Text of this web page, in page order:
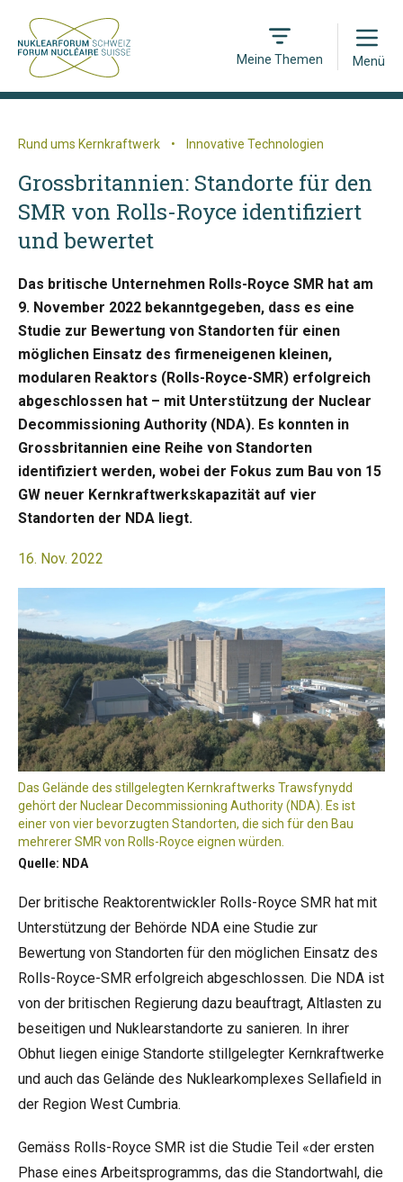
Meine Themen
Open
Menü
Rund ums Kernkraftwerk • Innovative Technologien
Grossbritannien: Standorte für den
SMR von Rolls-Royce identifiziert
und bewertet
Das britische Unternehmen Rolls-Royce SMR hat am
9. November 2022 bekanntgegeben, dass es eine
Studie zur Bewertung von Standorten für einen
möglichen Einsatz des firmeneigenen kleinen,
modularen Reaktors (Rolls-Royce-SMR) erfolgreich
abgeschlossen hat – mit Unterstützung der Nuclear
Decommissioning Authority (NDA). Es konnten in
Grossbritannien eine Reihe von Standorten
identifiziert werden, wobei der Fokus zum Bau von 15
GW neuer Kernkraftwerkskapazität auf vier
Standorten der NDA liegt.
16. Nov. 2022
Das Gelände des stillgelegten Kernkraftwerks Trawsfynydd
gehört der Nuclear Decommissioning Authority (NDA). Es ist
einer von vier bevorzugten Standorten, die sich für den Bau
mehrerer SMR von Rolls-Royce eignen würden.
Quelle: NDA
Der britische Reaktorentwickler Rolls-Royce SMR hat mit
Unterstützung der Behörde NDA eine Studie zur
Bewertung von Standorten für den möglichen Einsatz des
Rolls-Royce-SMR erfolgreich abgeschlossen. Die NDA ist
von der britischen Regierung dazu beauftragt, Altlasten zu
beseitigen und Nuklearstandorte zu sanieren. In ihrer
Obhut liegen einige Standorte stillgelegter Kernkraftwerke
und auch das Gelände des Nuklearkomplexes Sellafield in
der Region West Cumbria.
Gemäss Rolls-Royce SMR ist die Studie Teil «der ersten
Phase eines Arbeitsprogramms, das die Standortwahl, die